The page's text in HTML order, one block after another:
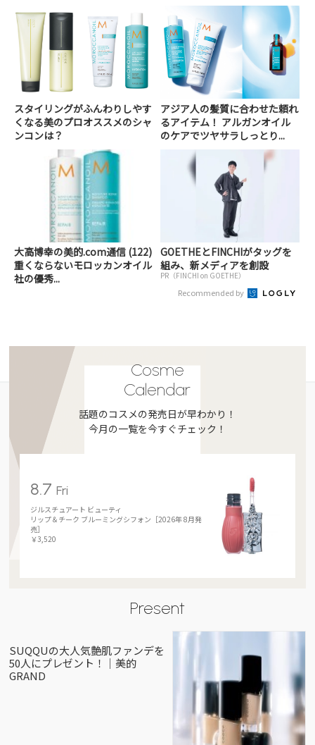
スタイリングがふんわりしやす
くなる美のプロオススメのシャ
ンコンは？
アジア人の髪質に合わせた頼れ
るアイテム！ アルガンオイル
のケアでツヤサラしっとり...
大高博幸の美的.com通信 (122)
重くならないモロッカンオイル
社の優秀...
GOETHEとFINCHIがタッグを
組み、新メディアを創設
PR（FINCHI on GOETHE）
Recommended by
Cosme
Calendar
話題のコスメの発売日が早わかり！
今月の一覧を今すぐチェック！
8.7Fri
ジルスチュアート ビューティ
リップ＆チーク ブルーミングシフォン［2026年 8月発
売］
￥3,520
Present
SUQQUの大人気艶肌ファンデを
50人にプレゼント！｜美的
GRAND